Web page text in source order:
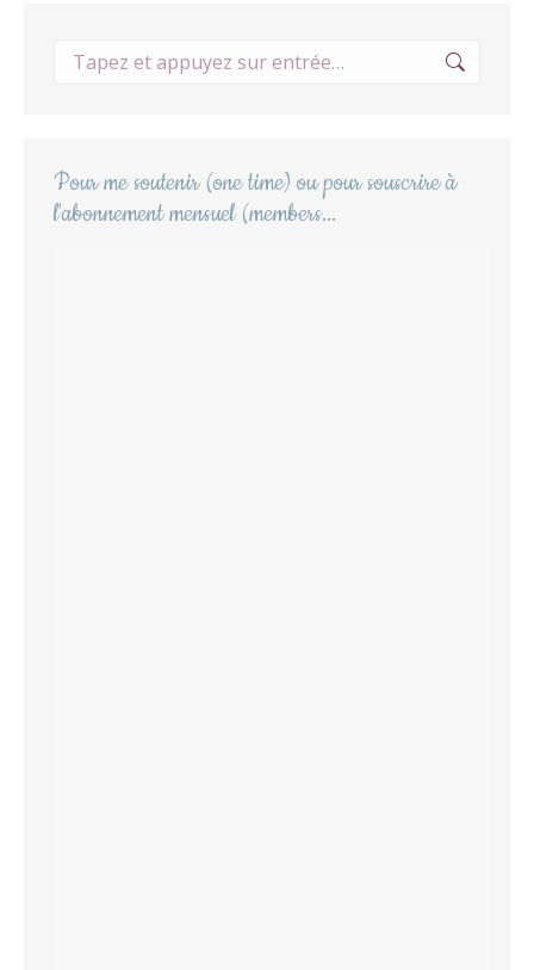
Recherche
Pour me soutenir (one time) ou pour souscrire à
l'abonnement mensuel (members...